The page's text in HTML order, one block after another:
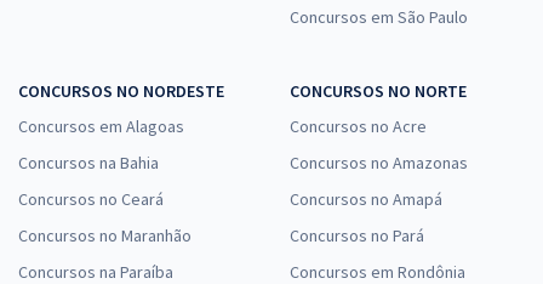
Concursos em São Paulo
CONCURSOS NO NORDESTE
Concursos em Alagoas
Concursos na Bahia
Concursos no Ceará
Concursos no Maranhão
Concursos na Paraíba
CONCURSOS NO NORTE
Concursos no Acre
Concursos no Amazonas
Concursos no Amapá
Concursos no Pará
Concursos em Rondônia